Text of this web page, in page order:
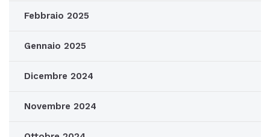
Febbraio 2025
Gennaio 2025
Dicembre 2024
Novembre 2024